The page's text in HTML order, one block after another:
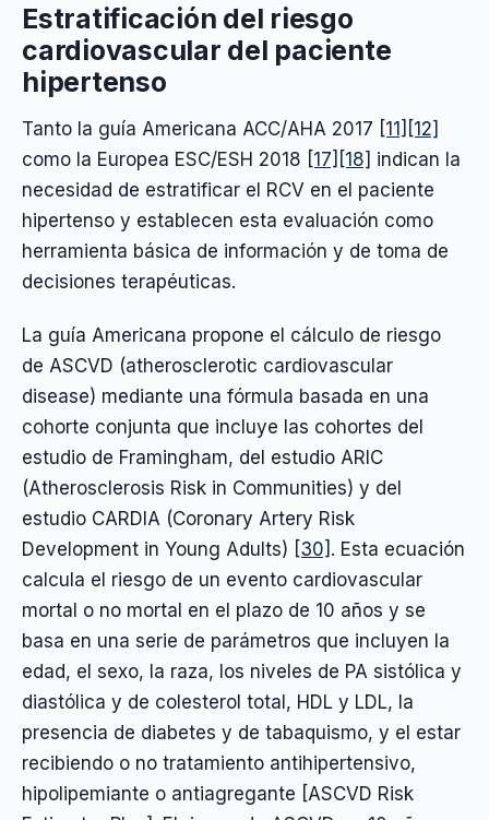
Estratificación del riesgo
cardiovascular del paciente
hipertenso
Tanto la guía Americana ACC/AHA 2017 [11] [12]
como la Europea ESC/ESH 2018 [17] [18] indican la
necesidad de estratificar el RCV en el paciente
hipertenso y establecen esta evaluación como
herramienta básica de información y de toma de
decisiones terapéuticas.
La guía Americana propone el cálculo de riesgo
de ASCVD (atherosclerotic cardiovascular
disease) mediante una fórmula basada en una
cohorte conjunta que incluye las cohortes del
estudio de Framingham, del estudio ARIC
(Atherosclerosis Risk in Communities) y del
estudio CARDIA (Coronary Artery Risk
Development in Young Adults) [30] . Esta ecuación
calcula el riesgo de un evento cardiovascular
mortal o no mortal en el plazo de 10 años y se
basa en una serie de parámetros que incluyen la
edad, el sexo, la raza, los niveles de PA sistólica y
diastólica y de colesterol total, HDL y LDL, la
presencia de diabetes y de tabaquismo, y el estar
recibiendo o no tratamiento antihipertensivo,
hipolipemiante o antiagregante [ASCVD Risk